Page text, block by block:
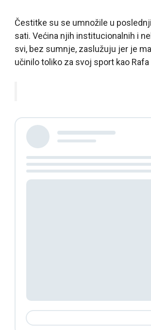
Čestitke su se umnožile u
sati. Većina njih institucionalnih i
svi, bez sumnje, zaslužuju jer je
učinilo toliko za svoj sport kao